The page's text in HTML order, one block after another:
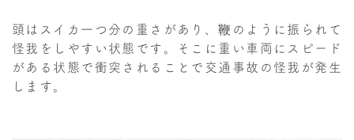
頭はスイカ一つ分の重さがあり、鞭のように振られて
怪我をしやすい状態です。そこに重い車両にスピード
がある状態で衝突されることで交通事故の怪我が発生
します。